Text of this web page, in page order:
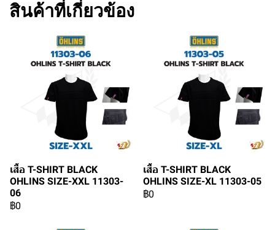
สินค้าที่เกี่ยวข้อง
เสื้อ T-SHIRT BLACK
OHLINS SIZE-XXL 11303-
06
฿0
เสื้อ T-SHIRT BLACK
OHLINS SIZE-XL 11303-05
฿0